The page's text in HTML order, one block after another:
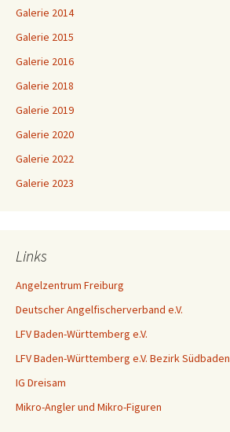
Galerie 2014
Galerie 2015
Galerie 2016
Galerie 2018
Galerie 2019
Galerie 2020
Galerie 2022
Galerie 2023
Links
Angelzentrum Freiburg
Deutscher Angelfischerverband e.V.
LFV Baden-Württemberg e.V.
LFV Baden-Württemberg e.V. Bezirk Südbaden
IG Dreisam
Mikro-Angler und Mikro-Figuren